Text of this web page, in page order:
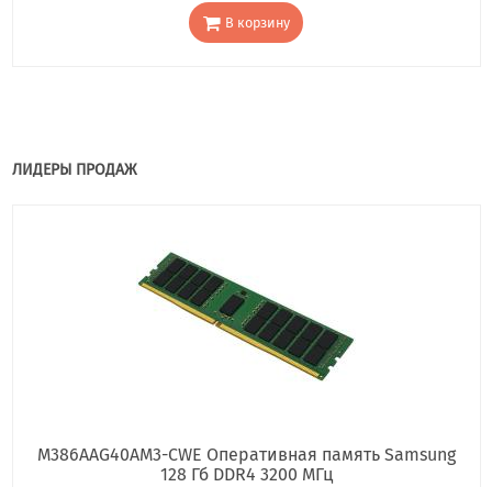
В корзину
ЛИДЕРЫ ПРОДАЖ
M386AAG40AM3-CWE Оперативная память Samsung
128 Гб DDR4 3200 МГц